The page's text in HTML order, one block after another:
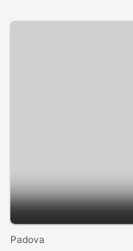
Padova